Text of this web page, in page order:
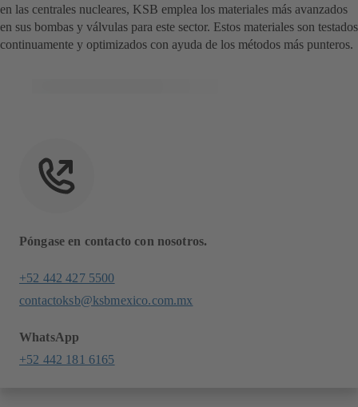
en las centrales nucleares, KSB emplea los materiales más avanzados
en sus bombas y válvulas para este sector. Estos materiales son testados
continuamente y optimizados con ayuda de los métodos más punteros.
Póngase en contacto con nosotros.
+52 442 427 5500
contactoksb@ksbmexico.com.mx
WhatsApp
+52 442 181 6165